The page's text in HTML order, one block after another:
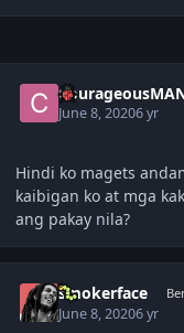
June 8, 20206 yr
Hindi ko magets
kaibigan ko at mga
ang pakay nila?
smokerface
June 8, 20206 yr